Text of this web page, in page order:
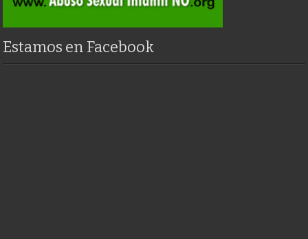
Estamos en Facebook